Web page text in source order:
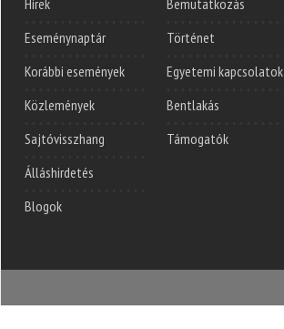
Eseménynaptár
Korábbi események
Közlemények
Sajtóvisszhang
Álláshirdetés
Blogok
Történet
Egyetemi kapcsolatok
Bentlakás
Támogatók